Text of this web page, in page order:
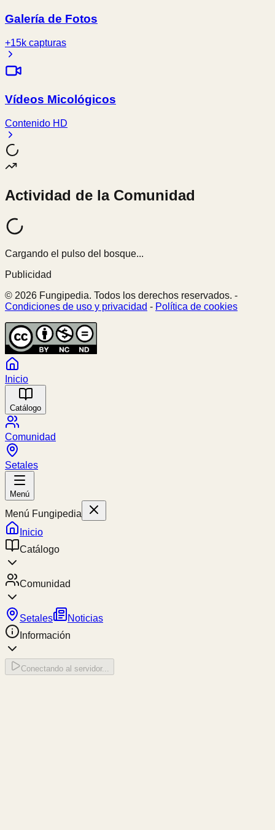
Galería de Fotos
+15k capturas
Vídeos Micológicos
Contenido HD
Actividad de la Comunidad
Cargando el pulso del bosque...
Publicidad
© 2026 Fungipedia. Todos los derechos reservados. -
Condiciones de uso y privacidad - Política de cookies
Inicio
Catálogo
Comunidad
Setales
Menú
Menú Fungipedia
Inicio
Catálogo
Comunidad
Setales
Noticias
Información
Conectando al servidor...